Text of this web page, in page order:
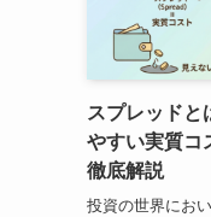
スプレッドと
やすい実質コ
徹底解説
投資の世界にお